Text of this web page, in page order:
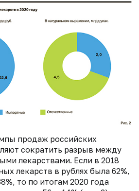
продаж российских
сократить разрыв между
лекарствами. Если в 2018
лекарств в рублях была 62%,
то по итогам 2020 года